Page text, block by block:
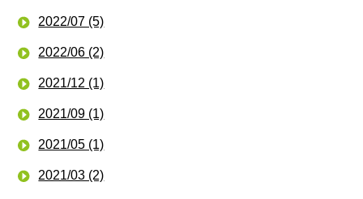
2022/07 (5)
2022/06 (2)
2021/12 (1)
2021/09 (1)
2021/05 (1)
2021/03 (2)